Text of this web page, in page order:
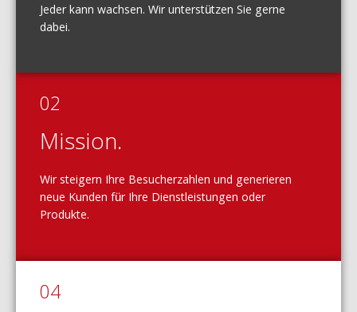
02
Mission.
Wir steigern Ihre Besucherzahlen und generieren
neue Kunden für Ihre Dienstleistungen oder
Produkte.
Jeder kann wachsen. Wir unterstützen Sie gerne
dabei.
04